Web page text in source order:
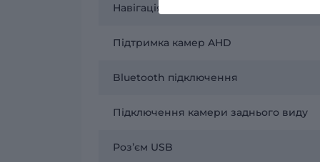
Навігація
Підтримка камер AHD
Bluetooth підключення
Підключення камери заднього виду
Розʼєм USB